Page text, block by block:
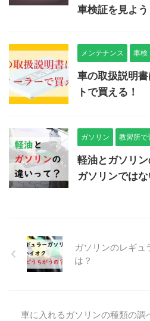
車検証を見よう
メンテナンス 車検
車の取扱説明
トで買える！
ガソリン 教習所で
軽油とガソリ
ガソリンでは
ガソリンのレギュ
は？
車に入れるガソリンの種類の調